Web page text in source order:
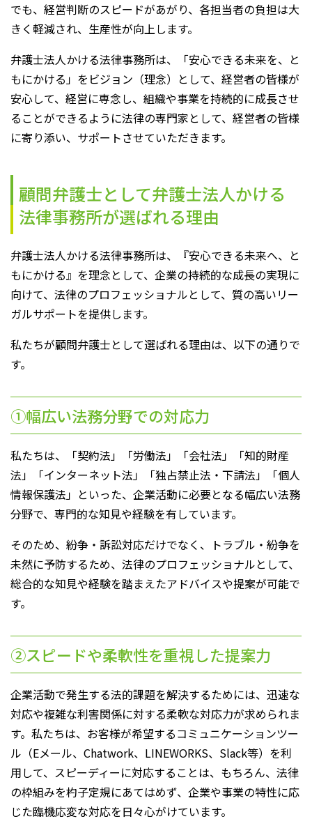
でも、経営判断のスピードがあがり、各担当者の負担は大
きく軽減され、生産性が向上します。
弁護士法人かける法律事務所は、「安心できる未来を、と
もにかける」をビジョン（理念）として、経営者の皆様が
安心して、経営に専念し、組織や事業を持続的に成長させ
ることができるように法律の専門家として、経営者の皆様
に寄り添い、サポートさせていただきます。
顧問弁護士として弁護士法人かける
法律事務所が選ばれる理由
弁護士法人かける法律事務所は、『安心できる未来へ、と
もにかける』を理念として、企業の持続的な成長の実現に
向けて、法律のプロフェッショナルとして、質の高いリー
ガルサポートを提供します。
私たちが顧問弁護士として選ばれる理由は、以下の通りで
す。
①幅広い法務分野での対応力
私たちは、「契約法」「労働法」「会社法」「知的財産
法」「インターネット法」「独占禁止法・下請法」「個人
情報保護法」といった、企業活動に必要となる幅広い法務
分野で、専門的な知見や経験を有しています。
そのため、紛争・訴訟対応だけでなく、トラブル・紛争を
未然に予防するため、法律のプロフェッショナルとして、
総合的な知見や経験を踏まえたアドバイスや提案が可能で
す。
②スピードや柔軟性を重視した提案力
企業活動で発生する法的課題を解決するためには、迅速な
対応や複雑な利害関係に対する柔軟な対応力が求められま
す。私たちは、お客様が希望するコミュニケーションツー
ル（Eメール、Chatwork、LINEWORKS、Slack等）を利
用して、スピーディーに対応することは、もちろん、法律
の枠組みを杓子定規にあてはめず、企業や事業の特性に応
じた臨機応変な対応を日々心がけています。